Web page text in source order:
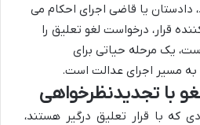
دادستان یا قاضی اجرای احکام می
قرار، درخواست لغو تعلیق را
یک مرحله حیاتی برای
به مسیر اجرای عدالت است.
با تجدیدنظرخواهی
که با قرار تعلیق درگیر هستند،